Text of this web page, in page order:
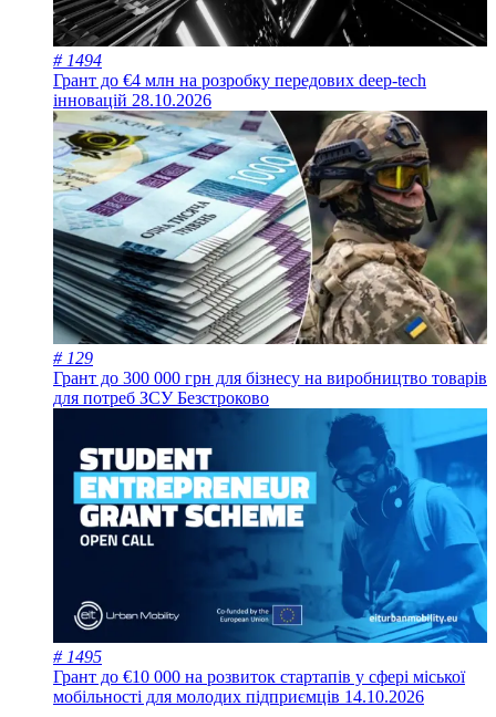
# 1494
Грант до €4 млн на розробку передових deep-tech
інновацій 28.10.2026
# 129
Грант до 300 000 грн для бізнесу на виробництво товарів
для потреб ЗСУБезстроково
# 1495
Грант до €10 000 на розвиток стартапів у сфері міської
мобільності для молодих підприємців 14.10.2026